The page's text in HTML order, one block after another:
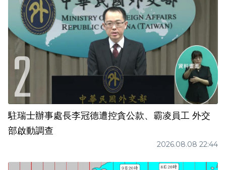
駐瑞士辦事處長李冠德遭控貪公款、霸凌員工 外交
部啟動調查
2026.08.08 22:44